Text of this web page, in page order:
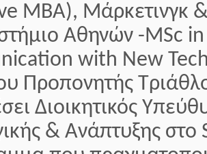
MBA), Μάρκετινγκ
Αθηνών -MSc
with New
Προπονητής
Διοικητικός
& Ανάπτυξης